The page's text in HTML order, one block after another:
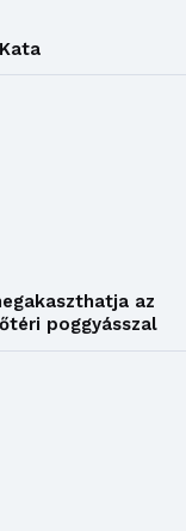
az
poggyásszal